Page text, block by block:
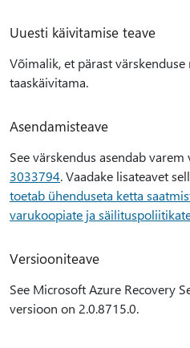
Uuesti käivitamise teave
Võimalik, et pärast
taaskäivitama.
Asendamisteave
See värskendus asendab
3033794. Vaadake lisateavet
toetab ühenduseta ketta
varukoopiate ja
Versiooniteave
See Microsoft Azure Recovery
versioon on 2.0.8715.0.